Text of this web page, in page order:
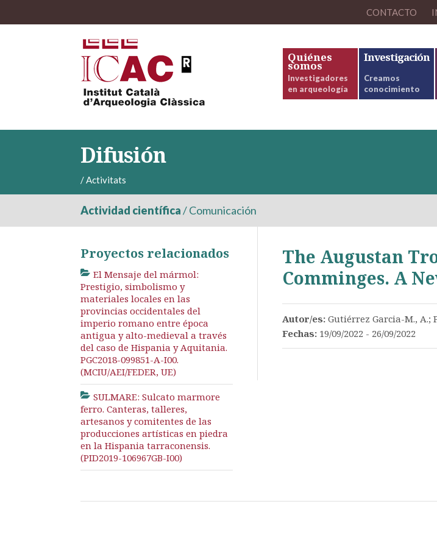
CONTACTO
Quiénes
somos
Investigadores
en arqueología
Investigación
Creamos
conocimiento
Difusión
/Activitats
Actividad científica/Comunicación
The Augustan
Comminges. A
Autor/es: Gutiérrez Garcia-M., A.;
Fechas: 19/09/2022 - 26/09/2022
Proyectos relacionados
El Mensaje del mármol:
Prestigio, simbolismo y
materiales locales en las
provincias occidentales del
imperio romano entre época
antigua y alto-medieval a través
del caso de Hispania y Aquitania.
PGC2018-099851-A-I00.
(MCIU/AEI/FEDER, UE)
SULMARE: Sulcato marmore
ferro. Canteras, talleres,
artesanos y comitentes de las
producciones artísticas en piedra
en la Hispania tarraconensis.
(PID2019-106967GB-I00)